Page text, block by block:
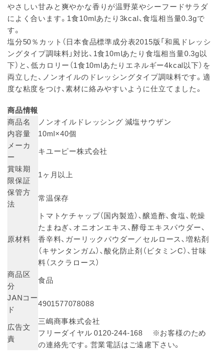
やさしい甘みと爽やかな香りが温野菜やシーフードサラダ
によく合います。1食10mlあたり3kcal、食塩相当量0.3gで
す。
塩分50％カット（日本食品標準成分表2015版「和風ドレッシ
ングタイプ調味料」対比、1食10mlあたり食塩相当量0.3g以
下）と、低カロリー（1食10mlあたりエネルギー4kcal以下）を
両立した、ノンオイルのドレッシングタイプ調味料です。適
度な粘度をつけ、素材に絡みやすいように仕立てました。
商品情報
商品名
ノンオイルドレッシング 減塩サウザン
内容量
10ml×40個
メーカ
ー
キユーピー株式会社
賞味期
限保証
1ヶ月以上
保管方
法
常温保存
原材料
トマトケチャップ（国内製造）、醸造酢、食塩、乾燥
たまねぎ、オニオンエキス、酵母エキスパウダー、
香辛料、ガーリックパウダー／セルロース、増粘剤
（キサンタンガム）、酸化防止剤（ビタミンC）、甘味
料（スクラロース）
商品区
分
食品
JANコー
ド
4901577078088
広告文
責
三嶋商事株式会社
フリーダイヤル 0120-244-168 ※お客様のため
の連絡先です。営業電話はご遠慮下さい。